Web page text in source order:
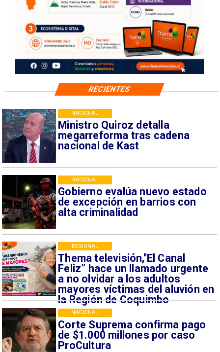
Ministro Quiroz detalla
megarreforma tras cadena
nacional de Kast
NACIONAL
Gobierno evalúa nuevo estado
de excepción en barrios con
alta criminalidad
NACIONAL
Thema televisión,"El Canal
Feliz” hace un llamado urgente
a no olvidar a los adultos
mayores víctimas del aluvión en
la Región de Coquimbo
REGIONAL
Corte Suprema confirma pago
de $1.000 millones por caso
ProCultura
NACIONAL
RECIENTES